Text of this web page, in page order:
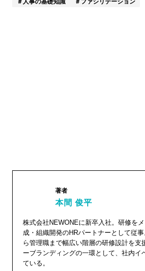
人事の基礎知識 ファシリテーション
本間 俊
平"
width="1
04"
著者
本間 俊平
株式会社NEWONEに新卒入社。研修を
成・組織開発のHRパートナーとして従
ら管理職まで幅広い階層の研修設計を支
ーブランディングの一環として、社内イ
ている。